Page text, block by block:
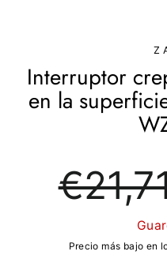
Interruptor
en la
regular
Precio más bajo en